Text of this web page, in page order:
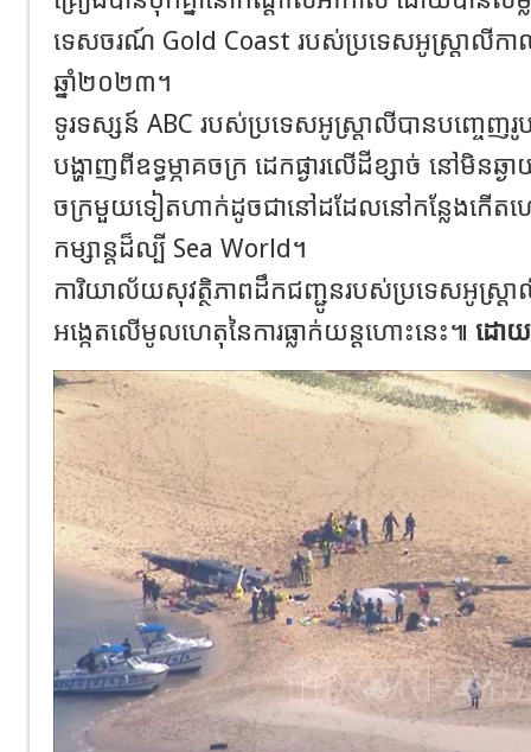
ទេសចរណ៍ Gold Coast របស់ប្រទេសអូស្ត្រាលីកាល
ឆ្នាំ២០២៣។
ទូរទស្សន៍ ABC របស់ប្រទេសអូស្ត្រាលីបានបញ្ចេញរូ
បង្ហាញពីឧទ្ធម្ភាគចក្រ ដេកផ្ងារលើដីខ្សាច់ នៅមិនឆ្ងា
ចក្រមួយទៀតហាក់ដូចជានៅដដែលនៅកន្លែងកើតហ
កម្សាន្តដ៏ល្បី Sea World។
ការិយាល័យសុវត្ថិភាពដឹកជញ្ជូនរបស់ប្រទេសអូស្ត្រា
អង្កេតលើមូលហេតុនៃការធ្លាក់យន្តហោះនេះ៕ ដោយ